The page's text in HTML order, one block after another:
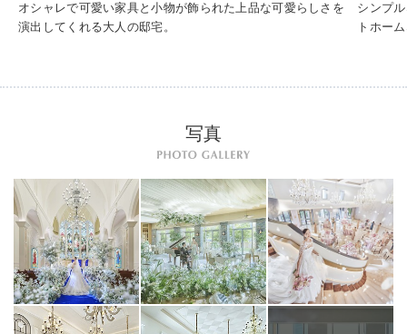
オシャレで可愛い家具と小物が飾られた上品な可愛らしさを
演出してくれる大人の邸宅。
シンプ
トホー
写真